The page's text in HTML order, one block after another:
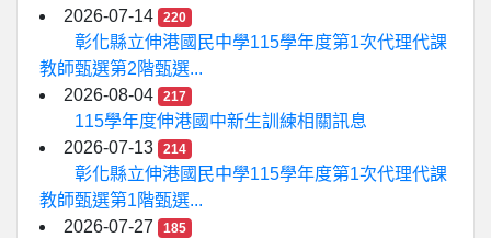
2026-07-14
220
彰化縣立伸港國民中學115學年度第1次代理代課
教師甄選第2階甄選...
2026-08-04
217
115學年度伸港國中新生訓練相關訊息
2026-07-13
214
彰化縣立伸港國民中學115學年度第1次代理代課
教師甄選第1階甄選...
2026-07-27
185